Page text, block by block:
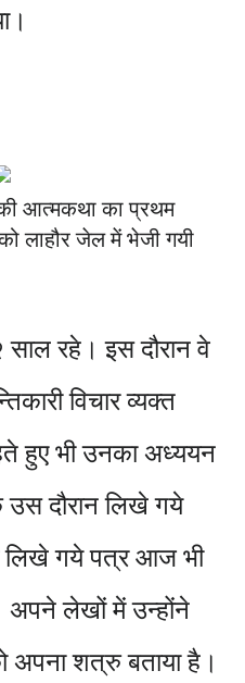
आत्मकथा का प्रथम
लाहौर जेल में भेजी गयी
रहे। इस दौरान वे
विचार व्यक्त
हुए भी उनका अध्ययन
उस दौरान लिखे गये
लिखे गये पत्र आज भी
अपने लेखों में उन्होंने
अपना शत्रु बताया है।